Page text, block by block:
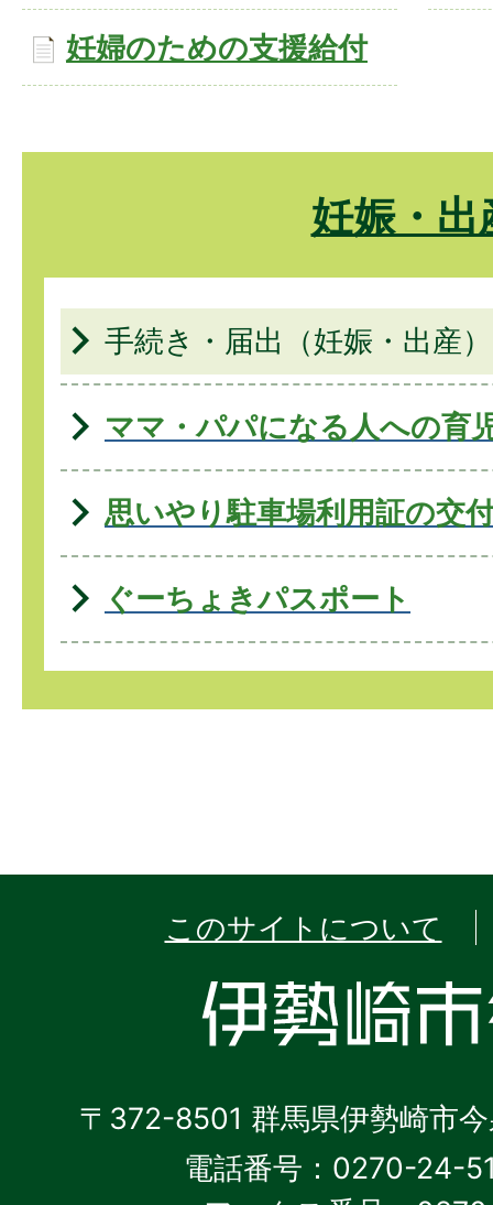
妊婦のための支援給付
妊娠・出
手続き・届出（妊娠・出産）
ママ・パパになる人への育
思いやり駐車場利用証の交
ぐーちょきパスポート
このサイトについて
〒372-8501 群馬県伊勢崎市
電話番号：0270-24-